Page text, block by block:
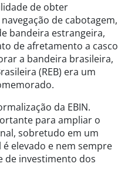
de obter
de cabotagem,
bandeira estrangeira,
de afretamento a casco
a bandeira brasileira,
(REB) era um
da EBIN.
para ampliar o
sobretudo em um
elevado e nem sempre
de investimento dos